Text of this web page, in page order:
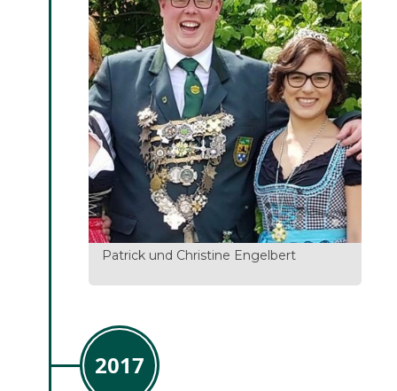
Patrick und Christine Engelbert
2017